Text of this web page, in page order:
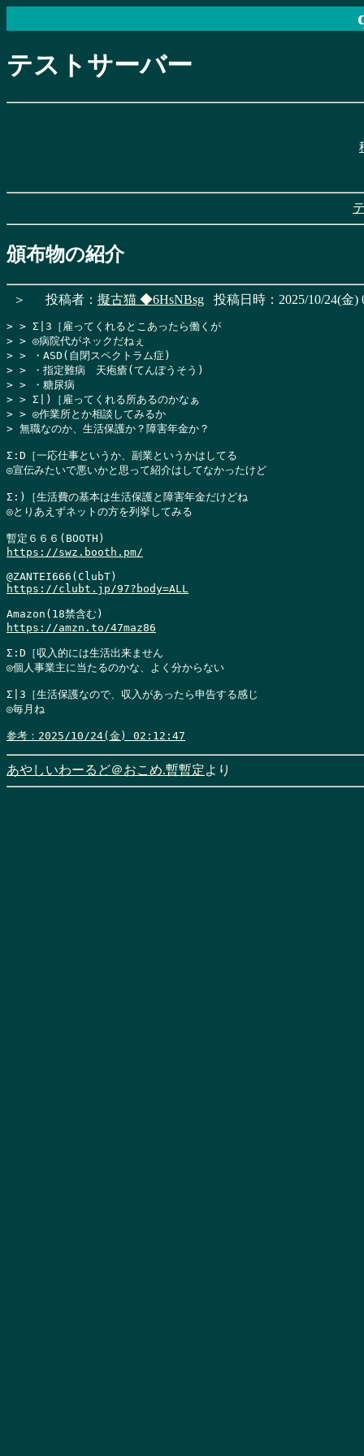
テストサーバー
頒布物の紹介
＞ 投稿者： 擬古猫 ◆6HsNBsg 投稿日時：2025/10/24(金)
> > Σ|3［雇ってくれるとこあったら働くが
> > ◎病院代がネックだねぇ
> > ・ASD(自閉スペクトラム症)
> > ・指定難病　天疱瘡(てんぽうそう)
> > ・糖尿病
> > Σ|)［雇ってくれる所あるのかなぁ
> > ◎作業所とか相談してみるか
> 無職なのか、生活保護か？障害年金か？
Σ:D［一応仕事というか、副業というかはしてる
◎宣伝みたいで悪いかと思って紹介はしてなかったけど
Σ:)［生活費の基本は生活保護と障害年金だけどね
◎とりあえずネットの方を列挙してみる
https://swz.booth.pm/
https://clubt.jp/97?body=ALL
https://amzn.to/47maz86
Σ:D［収入的には生活出来ません
◎個人事業主に当たるのかな、よく分からない
Σ|3［生活保護なので、収入があったら申告する感じ
◎毎月ね
参考：2025/10/24(金) 02:12:47
あやしいわーるど＠おこめ.暫暫定より